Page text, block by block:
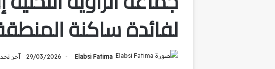
لفائدة ساكنة
Elabsi Fatima
29/03/2026 آخر تحديث: 29/